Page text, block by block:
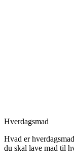
Hverdagsmad
Hvad er
du skal lave mad til